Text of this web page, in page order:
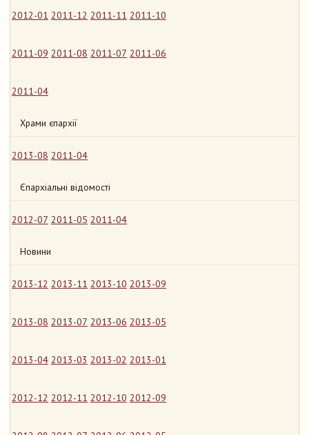
2012-01 2011-12 2011-11 2011-10
2011-09 2011-08 2011-07 2011-06
2011-04
Храми єпархії
2013-08 2011-04
Єпархіальні відомості
2012-07 2011-05 2011-04
Новини
2013-12 2013-11 2013-10 2013-09
2013-08 2013-07 2013-06 2013-05
2013-04 2013-03 2013-02 2013-01
2012-12 2012-11 2012-10 2012-09